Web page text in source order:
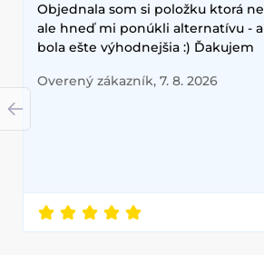
Objednala som si položku ktorá
ale hneď mi ponúkli alternatívu -
bola ešte výhodnejšia :) Ďakujem
Overený zákazník, 7. 8. 2026